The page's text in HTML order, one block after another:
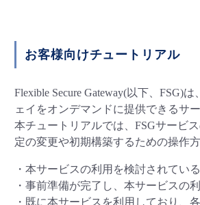
お客様向けチュートリアル
Flexible Secure Gateway(以下、
ェイをオンデマンドに提供できるサー
本チュートリアルでは、FSGサービ
定の変更や初期構築するための操作
・本サービスの利用を検討されてい
・事前準備が完了し、本サービスの
・既に本サービスを利用しており、